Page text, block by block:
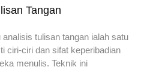
Tangan
tulisan tangan ialah satu
ciri-ciri dan sifat keperibadian
menulis. Teknik ini